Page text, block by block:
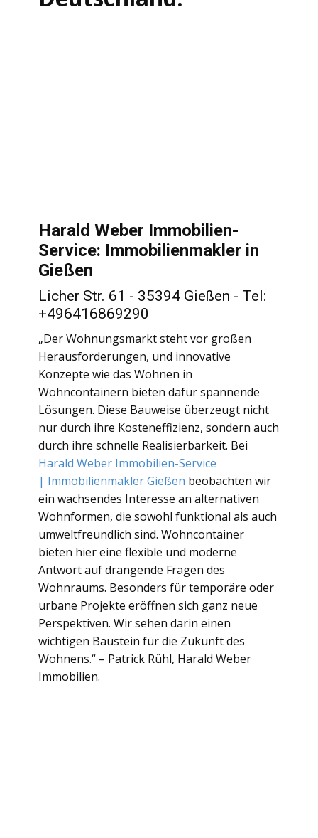
Harald Weber Immobilien-
Service: Immobilienmakler in
Gießen
Licher Str. 61 - 35394 Gießen - Tel:
+496416869290
„Der Wohnungsmarkt steht vor großen
Herausforderungen, und innovative
Konzepte wie das Wohnen in
Wohncontainern bieten dafür spannende
Lösungen. Diese Bauweise überzeugt nicht
nur durch ihre Kosteneffizienz, sondern auch
durch ihre schnelle Realisierbarkeit. Bei
Harald Weber Immobilien-Service
| Immobilienmakler Gießen beobachten wir
ein wachsendes Interesse an alternativen
Wohnformen, die sowohl funktional als auch
umweltfreundlich sind. Wohncontainer
bieten hier eine flexible und moderne
Antwort auf drängende Fragen des
Wohnraums. Besonders für temporäre oder
urbane Projekte eröffnen sich ganz neue
Perspektiven. Wir sehen darin einen
wichtigen Baustein für die Zukunft des
Wohnens.“ – Patrick Rühl, Harald Weber
Immobilien.